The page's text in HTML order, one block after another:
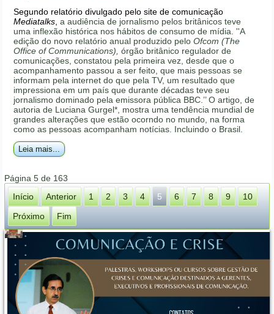
Segundo relatório divulgado pelo site de comunicação
Mediatalks a audiência de jornalismo pelos britânicos teve
uma inflexão histórica nos hábitos de consumo de mídia. ''A
edição do novo relatório anual produzido peloOfcom (The
Office of Communications), órgão britânico regulador de
comunicações, constatou pela primeira vez, desde que o
acompanhamento passou a ser feito, que mais pessoas se
informam pela internet do que pela TV, um resultado que
impressiona em um país que durante décadas teve seu
jornalismo dominado pela emissora pública BBC.’’ O artigo, de
autoria de Luciana Gurgel*, mostra uma tendência mundial de
grandes alterações que estão ocorndo no mundo, na forma
como as pessoas acompanham notícias. Incluindo o Brasil.
Leia mais...
Página 5 de 163
Início
Anterior 1 2 3 4 5 6 7 8 9
10
Próximo
Fim